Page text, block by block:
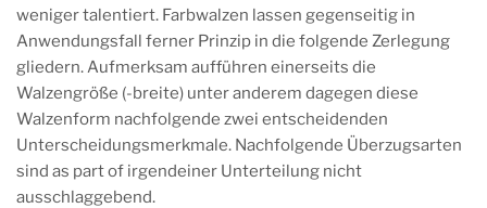
weniger talentiert. Farbwalzen lassen gegenseitig in
Anwendungsfall ferner Prinzip in die folgende Zerlegung
gliedern. Aufmerksam aufführen einerseits die
Walzengröße (-breite) unter anderem dagegen diese
Walzenform nachfolgende zwei entscheidenden
Unterscheidungsmerkmale. Nachfolgende Überzugsarten
sind as part of irgendeiner Unterteilung nicht
ausschlaggebend.